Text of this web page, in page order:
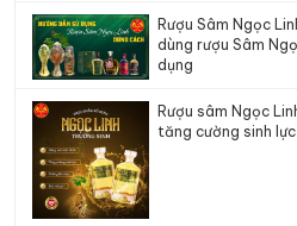
Rượu Sâm Ngọc
dùng rượu Sâm
dụng
Rượu sâm Ngọc
tăng cường sinh lực